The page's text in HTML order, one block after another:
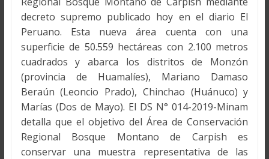
decreto supremo publicado hoy en el diario El
Peruano. Esta nueva área cuenta con una
superficie de 50.559 hectáreas con 2.100 metros
cuadrados y abarca los distritos de Monzón
(provincia de Huamalíes), Mariano Damaso
Beraún (Leoncio Prado), Chinchao (Huánuco) y
Marías (Dos de Mayo). El DS N° 014-2019-Minam
detalla que el objetivo del Área de Conservación
Regional Bosque Montano de Carpish es
conservar una muestra representativa de las